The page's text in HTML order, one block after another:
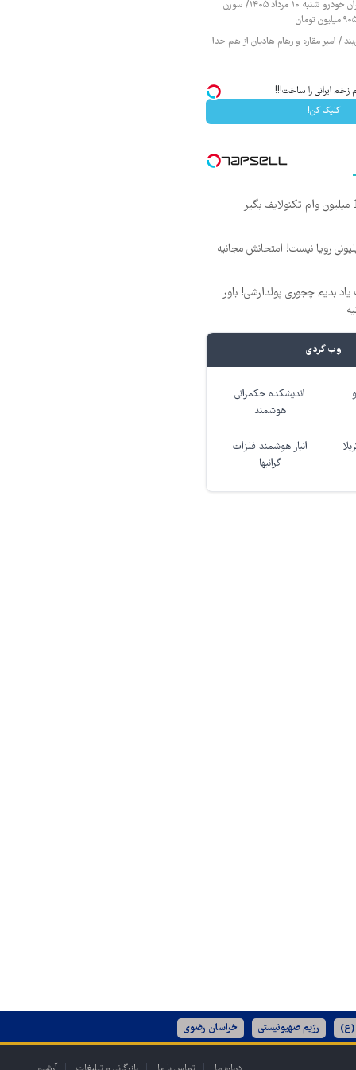
قیمت محصولات ایران خودرو شنبه ۱۰ مرداد ۱۴۰۵/ سورن
/ امیر مقاره و رهام هادیان از هم جدا
زخم ایرانی را ساخت!!!
کلیک کن!
ماهی 800 میلیونی رویا نیست! امتحانش مجانیه
بدیم چجوری پولدارشی! باور
وب گردی
اندیشکده حکمرانی
هوشمند
انبار هوشمند فلزات
گرانبها
(ع) رژیم صهیونیستی خراسان رضوی